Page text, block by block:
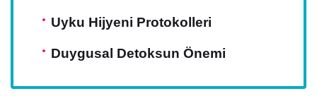
Uyku Hijyeni Protokolleri
Duygusal Detoksun Önemi